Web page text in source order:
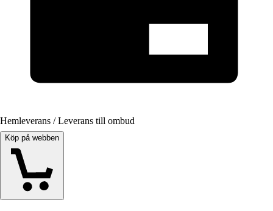
Hemleverans / Leverans till ombud
Köp på webben